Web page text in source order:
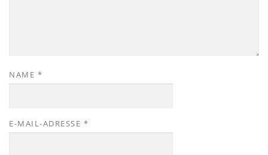
NAME *
E-MAIL-ADRESSE *